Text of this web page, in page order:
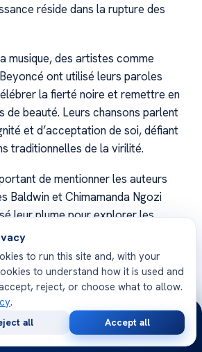
réside dans la rupture des
musique, des artistes comme
ont utilisé leurs paroles
la fierté noire et remettre en
de beauté. Leurs chansons parlent
et d’acceptation de soi, défiant
traditionnelles de la virilité.
de mentionner les auteurs
Baldwin et Chimamanda Ngozi
leur plume pour explorer les
genre et de sexualité. Leurs écrits
uniques sur la grosse bite noire
de pouvoir, de vulnérabilité et de
Contribution à la Grosse
to run this site and, with your
to understand how it is used and
reject, or choose what to allow.
.
all Accept all
Consultation
Opinion